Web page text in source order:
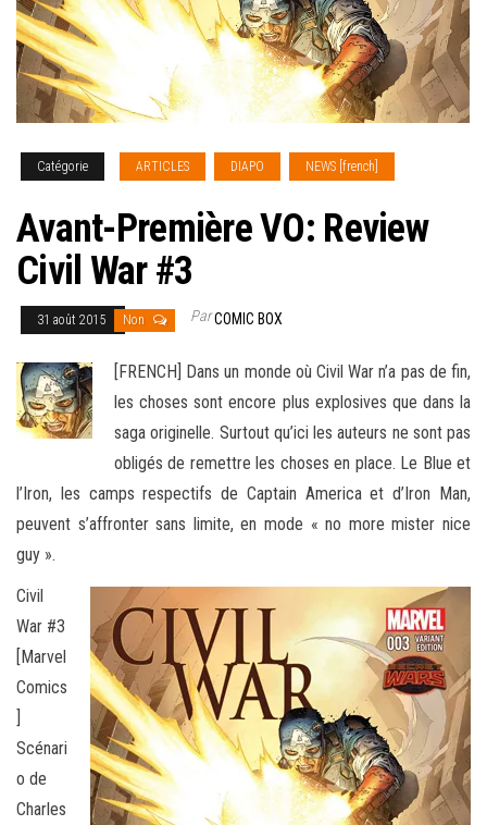
Catégorie ARTICLES DIAPO NEWS [french]
Avant-Première VO: Review
Civil War #3
31 août 2015 Non ParCOMIC BOX
[FRENCH] Dans un monde où Civil War n’a pas de fin,
les choses sont encore plus explosives que dans la
saga originelle. Surtout qu’ici les auteurs ne sont pas
obligés de remettre les choses en place. Le Blue et
l’Iron, les camps respectifs de Captain America et d’Iron Man,
peuvent s’affronter sans limite, en mode « no more mister nice
guy ».
Civil
War #3
[Marvel
Comics
]
Scénari
o de
Charles